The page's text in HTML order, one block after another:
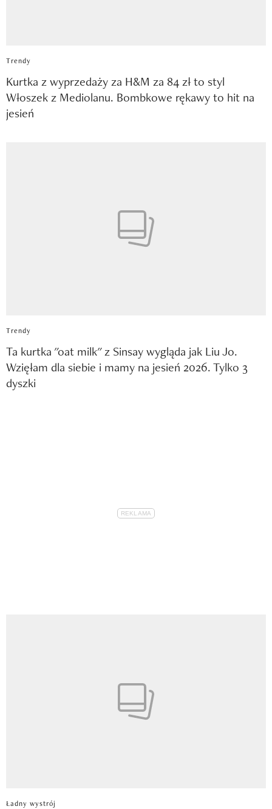
Trendy
Kurtka z wyprzedaży za H&M za 84 zł to styl
Włoszek z Mediolanu. Bombkowe rękawy to hit na
jesień
Trendy
Ta kurtka "oat milk" z Sinsay wygląda jak Liu Jo.
Wzięłam dla siebie i mamy na jesień 2026. Tylko 3
dyszki
Ładny wystrój